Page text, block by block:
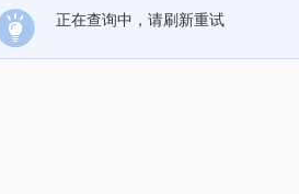
正在查询中，请刷新重试